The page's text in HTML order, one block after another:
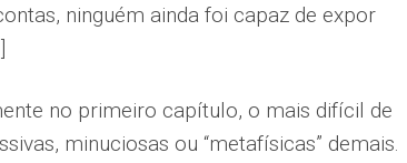
ninguém ainda foi capaz de expor
no primeiro capítulo, o mais difícil de
minuciosas ou “metafísicas” demais.